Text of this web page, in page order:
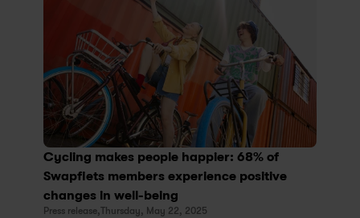
Cycling makes people happier: 68% of
Swapfiets members experience positive
changes in well-being
Press release,Thursday, May 22, 2025